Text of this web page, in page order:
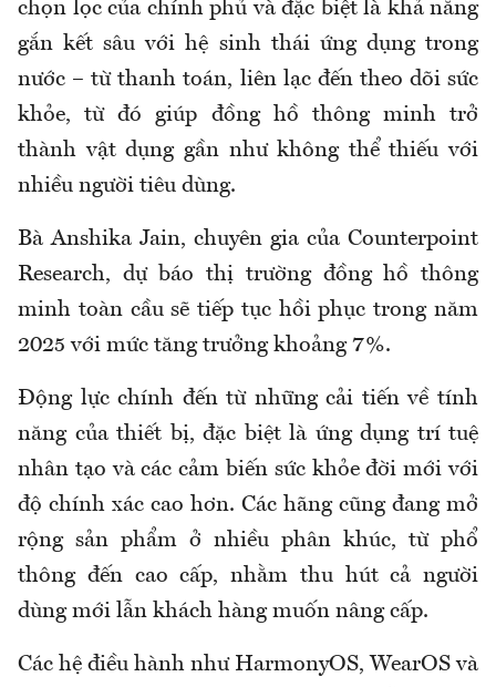
chọn lọc của chính phủ và đặc biệt là khả năng
gắn kết sâu với hệ sinh thái ứng dụng trong
nước – từ thanh toán, liên lạc đến theo dõi sức
khỏe, từ đó giúp đồng hồ thông minh trở
thành vật dụng gần như không thể thiếu với
nhiều người tiêu dùng.
Bà Anshika Jain, chuyên gia của Counterpoint
Research, dự báo thị trường đồng hồ thông
minh toàn cầu sẽ tiếp tục hồi phục trong năm
2025 với mức tăng trưởng khoảng 7%.
Động lực chính đến từ những cải tiến về tính
năng của thiết bị, đặc biệt là ứng dụng trí tuệ
nhân tạo và các cảm biến sức khỏe đời mới với
độ chính xác cao hơn. Các hãng cũng đang mở
rộng sản phẩm ở nhiều phân khúc, từ phổ
thông đến cao cấp, nhằm thu hút cả người
dùng mới lẫn khách hàng muốn nâng cấp.
Các hệ điều hành như HarmonyOS, WearOS và